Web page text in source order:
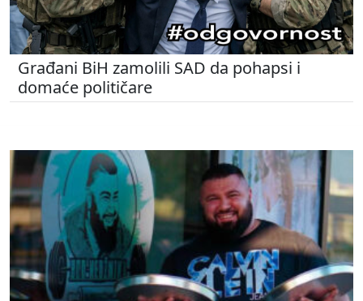
Građani BiH zamolili SAD da pohapsi i
domaće političare